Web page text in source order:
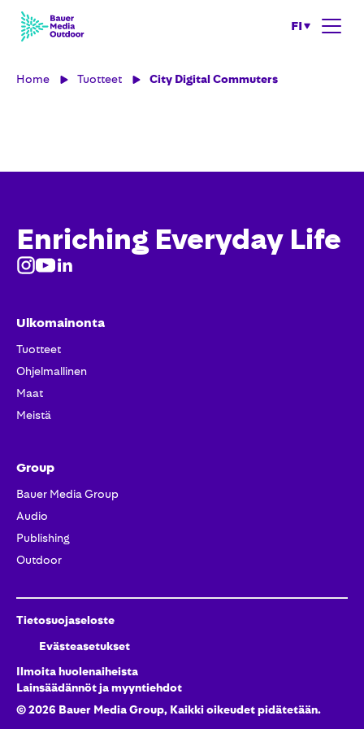
FI
Home Tuotteet City Digital Commuters
Enriching Everyday Life
Ulkomainonta
Tuotteet​
Ohjelmallinen
Maat
Meistä
Group
Bauer Media Group
Audio
Publishing
Outdoor
Tietosuojaseloste
Evästeasetukset
Ilmoita huolenaiheista
Lainsäädännöt ja myyntiehdot
©2026 Bauer Media Group, Kaikki oikeudet pidätetään.